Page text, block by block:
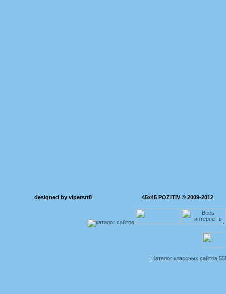
designed by vipersrt8 45x45 POZITIV © 2009-2012
Каталог классных сайтов